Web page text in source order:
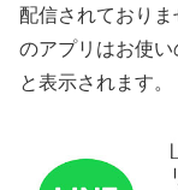
配信されており
のアプリはお使い
と表示されます。